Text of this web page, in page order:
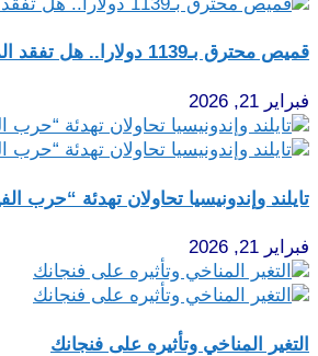
قميص محترق بـ1139 دولارا.. هل تفقد الموضة عقلها؟
فبراير 21, 2026
تايلند وإندونيسيا تحاولان تهدئة “حرب
فبراير 21, 2026
التغير المناخي وتأثيره على فنجانك